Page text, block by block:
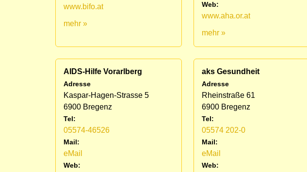
www.bifo.at
mehr »
Web:
www.aha.or.at
mehr »
AIDS-Hilfe Vorarlberg
Adresse
Kaspar-Hagen-Strasse 5
6900 Bregenz
Tel:
05574-46526
Mail:
eMail
Web:
aks Gesundheit
Adresse
Rheinstraße 61
6900 Bregenz
Tel:
05574 202-0
Mail:
eMail
Web: